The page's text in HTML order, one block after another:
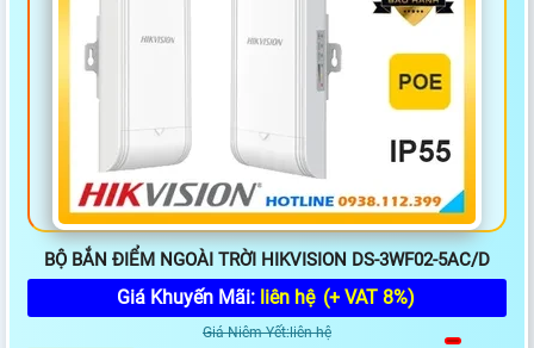
BỘ BẮN ĐIỂM NGOÀI TRỜI HIKVISION DS-3WF02-5AC/D
Giá Khuyến Mãi: liên hệ (+ VAT 8%)
Giá Niêm Yết:liên hệ